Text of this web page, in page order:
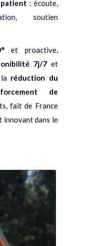
: écoute,
soutien
et proactive,
7j/7 et
réduction du
de
fait de France
innovant dans le